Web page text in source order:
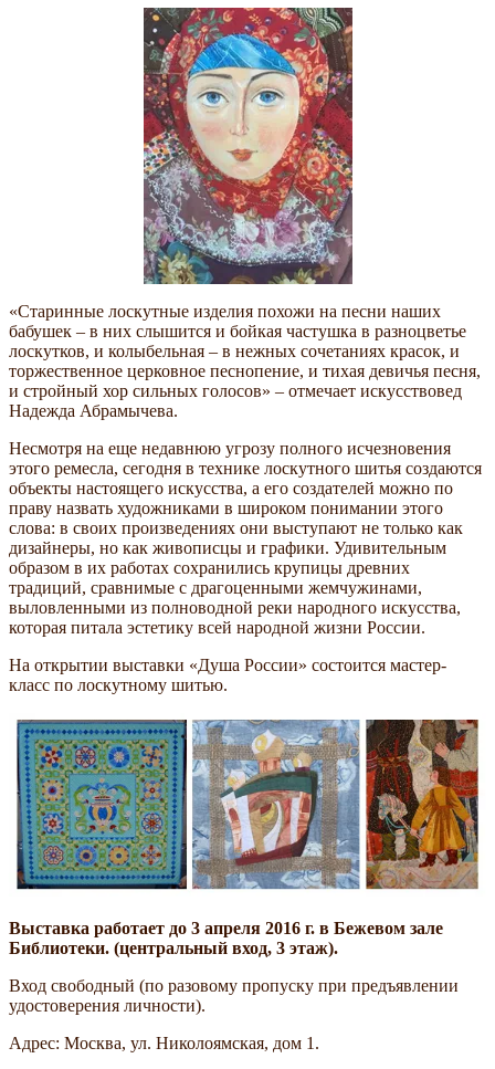
«Старинные лоскутные изделия похожи на песни наших
бабушек – в них слышится и бойкая частушка в разноцветье
лоскутков, и колыбельная – в нежных сочетаниях красок, и
торжественное церковное песнопение, и тихая девичья песня,
и стройный хор сильных голосов» – отмечает искусствовед
Надежда Абрамычева.
Несмотря на еще недавнюю угрозу полного исчезновения
этого ремесла, сегодня в технике лоскутного шитья создаются
объекты настоящего искусства, а его создателей можно по
праву назвать художниками в широком понимании этого
слова: в своих произведениях они выступают не только как
дизайнеры, но как живописцы и графики. Удивительным
образом в их работах сохранились крупицы древних
традиций, сравнимые с драгоценными жемчужинами,
выловленными из полноводной реки народного искусства,
которая питала эстетику всей народной жизни России.
На открытии выставки «Душа России» состоится мастер-
класс по лоскутному шитью.
Выставка работает до 3 апреля 2016 г. в Бежевом зале
Библиотеки. (центральный вход, 3 этаж).
Вход свободный (по разовому пропуску при предъявлении
удостоверения личности).
Адрес: Москва, ул. Николоямская, дом 1.